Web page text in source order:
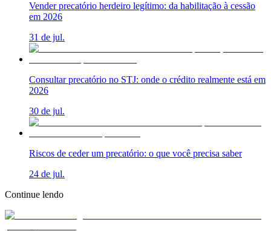
Vender precatório herdeiro legítimo: da habilitação à cessão
em 2026
31 de jul.
Consultar precatório no STJ: onde o crédito realmente está em
2026
30 de jul.
Riscos de ceder um precatório: o que você precisa saber
24 de jul.
Continue lendo